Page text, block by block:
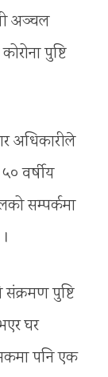
अञ्चल
पुष्टि
अधिकारीले
वर्षीय
सम्पर्कमा
पुष्टि
घर
पनि एक